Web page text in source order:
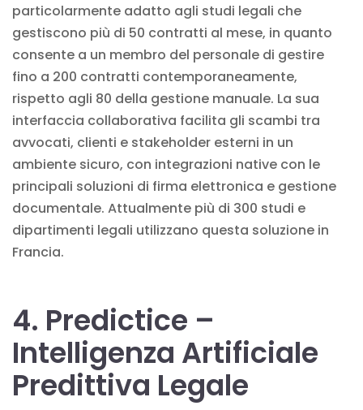
particolarmente adatto agli studi legali che
gestiscono più di 50 contratti al mese, in quanto
consente a un membro del personale di gestire
fino a 200 contratti contemporaneamente,
rispetto agli 80 della gestione manuale. La sua
interfaccia collaborativa facilita gli scambi tra
avvocati, clienti e stakeholder esterni in un
ambiente sicuro, con integrazioni native con le
principali soluzioni di firma elettronica e gestione
documentale. Attualmente più di 300 studi e
dipartimenti legali utilizzano questa soluzione in
Francia.
4. Predictice –
Intelligenza Artificiale
Predittiva Legale